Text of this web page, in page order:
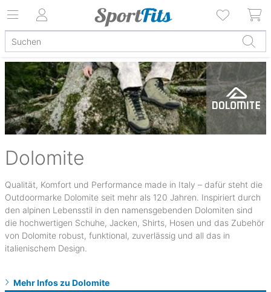
Dolomite
Qualität, Komfort und Performance made in Italy – dafür steht die
Outdoormarke Dolomite seit mehr als 120 Jahren. Inspiriert durch
den alpinen Lebensstil in den namensgebenden Dolomiten sind
die hochwertigen Schuhe, Jacken, Shirts, Hosen und das Zubehör
von Dolomite robust, funktional, zuverlässig und all das in
italienischem Design.
Mehr Infos zu Dolomite